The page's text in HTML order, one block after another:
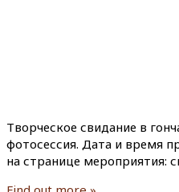
Творческое свидание в
фотосессия. Дата и время
на странице мероприятия: